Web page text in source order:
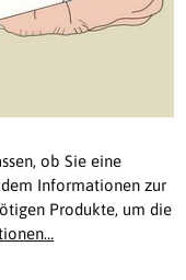
ob Sie eine
Informationen zur
Produkte, um die